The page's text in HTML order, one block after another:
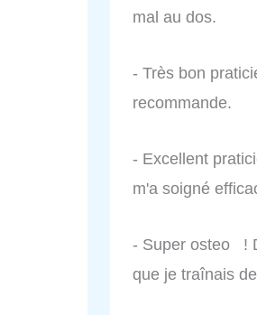
mal au dos.
- Très bon
recommande.
- Excellent
m'a soigné
- Super osteo !
que je traînais